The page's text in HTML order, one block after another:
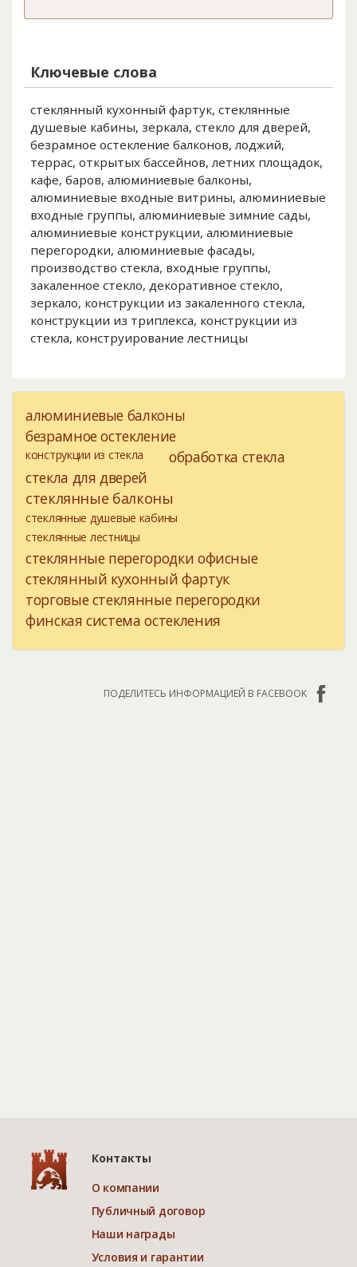
Ключевые слова
стеклянный кухонный фартук, стеклянные
душевые кабины, зеркала, стекло для дверей,
безрамное остекление балконов, лоджий,
террас, открытых бассейнов, летних площадок,
кафе, баров, алюминиевые балконы,
алюминиевые входные витрины, алюминиевые
входные группы, алюминиевые зимние сады,
алюминиевые конструкции, алюминиевые
перегородки, алюминиевые фасады,
производство стекла, входные группы,
закаленное стекло, декоративное стекло,
зеркало, конструкции из закаленного стекла,
конструкции из триплекса, конструкции из
стекла, конструирование лестницы
алюминиевые балконы
безрамное остекление
конструкции из стекла
обработка стекла
стекла для дверей
стеклянные балконы
стеклянные душевые кабины
стеклянные лестницы
стеклянные перегородки офисные
стеклянный кухонный фартук
торговые стеклянные перегородки
финская система остекления
ПОДЕЛИТЕСЬ ИНФОРМАЦИЕЙ В FACEBOOK
Контакты
О компании
Публичный договор
Наши награды
Условия и гарантии